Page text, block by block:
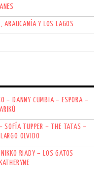
ARAUCANÍA Y LOS LAGOS
– DANNY CUMBIA – ESPORA –
SOFÍA TUPPER – THE TATAS –
OLVIDO
RIADY – LOS GATOS